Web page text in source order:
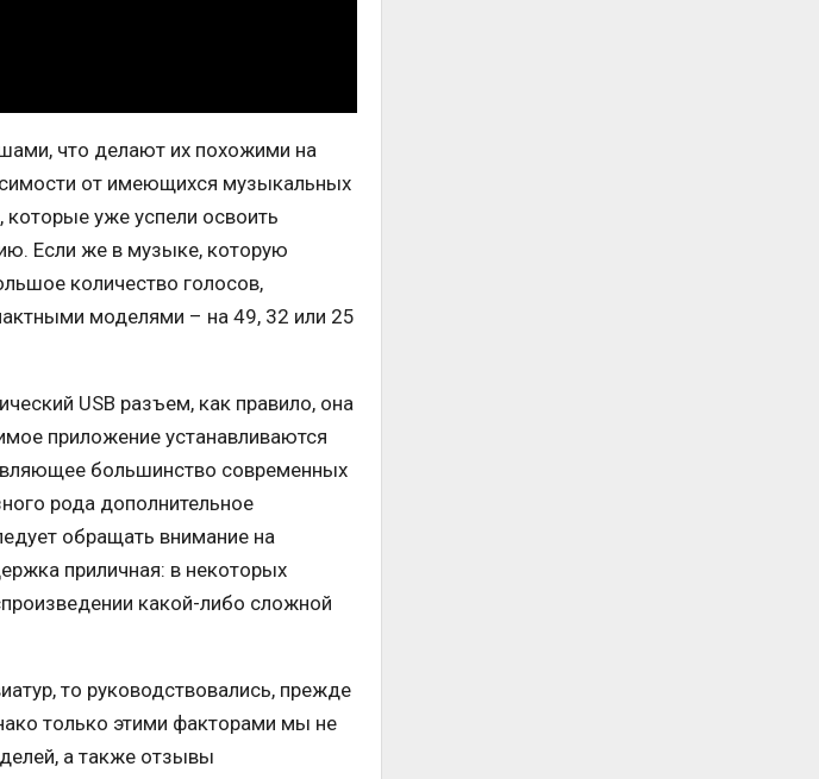
что делают их похожими на
от имеющихся музыкальных
уже успели освоить
Если же в музыке, которую
количество голосов,
моделями – на 49, 32 или 25
USB разъем, как правило, она
приложение устанавливаются
большинство современных
рода дополнительное
обращать внимание на
приличная: в некоторых
какой-либо сложной
то руководствовались, прежде
только этими факторами мы не
а также отзывы